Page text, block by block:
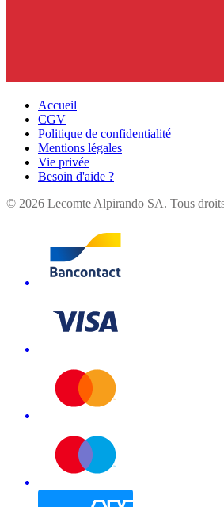
Accueil
CGV
Politique de confidentialité
Mentions légales
Vie privée
Besoin d'aide ?
© 2026 Lecomte Alpirando SA. Tous